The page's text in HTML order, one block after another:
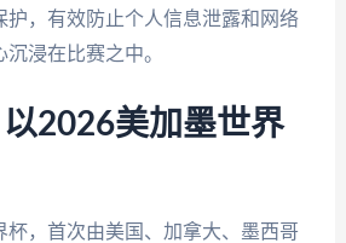
护，有效防止个人信息泄露和网络
浸在比赛之中。
2026美加墨世界
杯，首次由美国、加拿大、墨西哥